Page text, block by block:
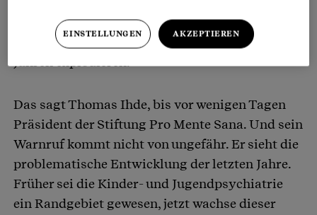
Es werde massiv unterschätzt, welche Welle da
anrolle. «Dieses Pulverfass wird in den nächsten
Jahren explodieren.»
Das sagt Thomas Ihde, bis vor wenigen Tagen
Präsident der Stiftung Pro Mente Sana. Und sein
Warnruf kommt nicht von ungefähr. Er sieht die
problematische Entwicklung der letzten Jahre.
Früher sei die Kinder- und Jugendpsychiatrie
ein Randgebiet gewesen, jetzt wachse dieser
EINSTELLUNGEN AKZEPTIEREN